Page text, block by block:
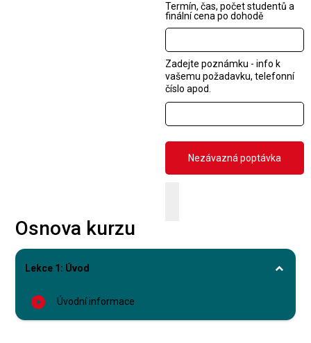
Termín, čas, počet studentů a
finální cena po dohodě
Zadejte poznámku - info k
vašemu požadavku, telefonní
číslo apod.
Osnova kurzu
Lekce 1: Úvod
play_circle_filled Úvodní informace